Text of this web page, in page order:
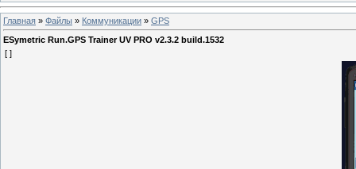
Главная » Файлы » Коммуникации » GPS
ESymetric Run.GPS Trainer UV PRO v2.3.2 build.1532
[ ]